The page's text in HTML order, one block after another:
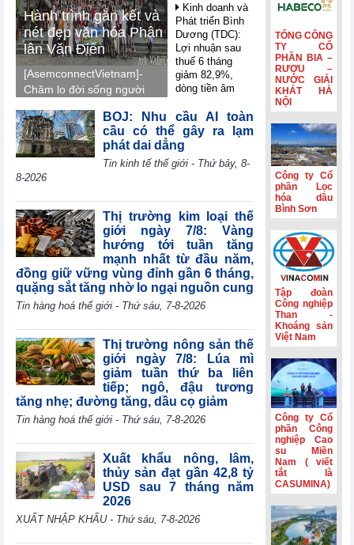
Hành trình gắn kết và
nét đẹp văn hóa Phân
lân Văn Điển
[AsemconnectVietnam]-
Chăm lo đời sống người
Điển tổ chức tham quan,
nghỉ mát Trung Quốc
2026, gắn kết tập thể,
tái tạo năng lượng và
lan tỏa văn hóa doanh
nghiệp.
Kinh doanh và
Phát triển Bình
Dương (TDC):
Lợi nhuận sau
thuế 6 tháng
giảm 82,9%,
dòng tiền âm
đồng
VIFTA mở thêm
dư địa cho hàng
Việt tại thị trường
(CTD) lãi 788 tỷ
đồng năm tài
chính 2026
Sản lượng sản
xuất công nghiệp
khu vực
Eurozone đạt
mức cao nhất
trong gần 4 năm
rưỡi
HSBC: Nghị
quyết 10 tạo nền
tảng để Việt Nam
thu hút dòng vốn
chất lượng cao
xuất của Hoa Kỳ
đạt mức cao nhất
trong hơn bốn
năm
Chính phủ
BOJ: Nhu cầu AI toàn
cầu có thể gây ra lạm
phát dai dẳng
Tin kinh tế thế giới - Thứ bảy, 8-
8-2026
Thị trường kim loại thế
giới ngày 7/8: Vàng
hướng tới tuần tăng
mạnh nhất từ đầu năm,
đồng giữ vững vùng đỉnh gần 6 tháng,
quặng sắt tăng nhờ lo ngại nguồn cung
Tin hàng hoá thế giới - Thứ sáu, 7-8-2026
Thị trường nông sản thế
giới ngày 7/8: Lúa mì
giảm tuần thứ ba liên
tiếp; ngô, đậu tương
tăng nhẹ; đường tăng, dầu cọ giảm
Tin hàng hoá thế giới - Thứ sáu, 7-8-2026
Xuất khẩu nông, lâm,
thủy sản đạt gần 42,8 tỷ
USD sau 7 tháng năm
2026
XUẤT NHẬP KHẨU - Thứ sáu, 7-8-2026
TỔNG CÔNG
TY CỔ
PHẦN BIA –
RƯỢU –
NƯỚC GIẢI
KHÁT HÀ
NỘI
Công ty Cổ
phần Lọc
hóa dầu
Bình Sơn
Tập đoàn
Công nghiệp
Than -
Khoáng sản
Việt Nam
Công ty Cổ
phần Công
nghiệp Cao
su Miền
Nam ( viết
tắt là
CASUMINA)